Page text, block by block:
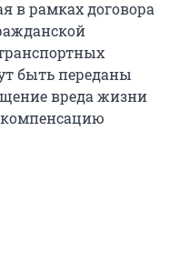
в рамках договора
быть переданы
вреда жизни